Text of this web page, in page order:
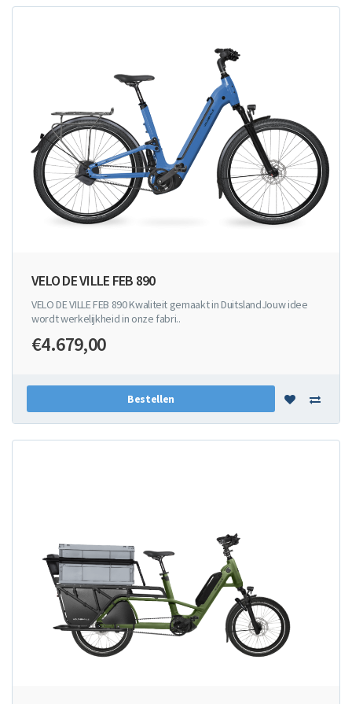
VELO DE VILLE FEB 890
VELO DE VILLE FEB 890 Kwaliteit gemaakt in DuitslandJouw idee
wordt werkelijkheid in onze fabri..
€4.679,00
Bestellen